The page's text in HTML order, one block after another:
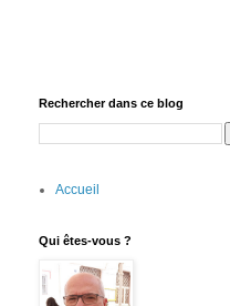
Rechercher dans ce blog
Accueil
Qui êtes-vous ?